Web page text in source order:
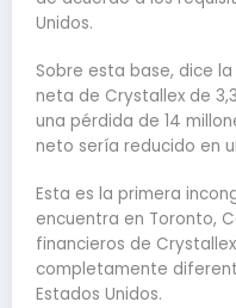
Unidos.
Sobre esta base, dice
neta de Crystallex de
una pérdida de 14
neto sería reducido en
Esta es la primera
encuentra en Toronto,
financieros de
completamente
Estados Unidos.